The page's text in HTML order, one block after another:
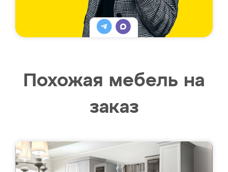
Похожая мебель на
заказ